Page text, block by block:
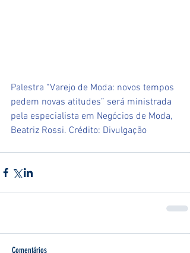
Palestra “Varejo de Moda: novos tempos
pedem novas atitudes” será ministrada
pela especialista em Negócios de Moda,
Beatriz Rossi. Crédito: Divulgação
Comentários